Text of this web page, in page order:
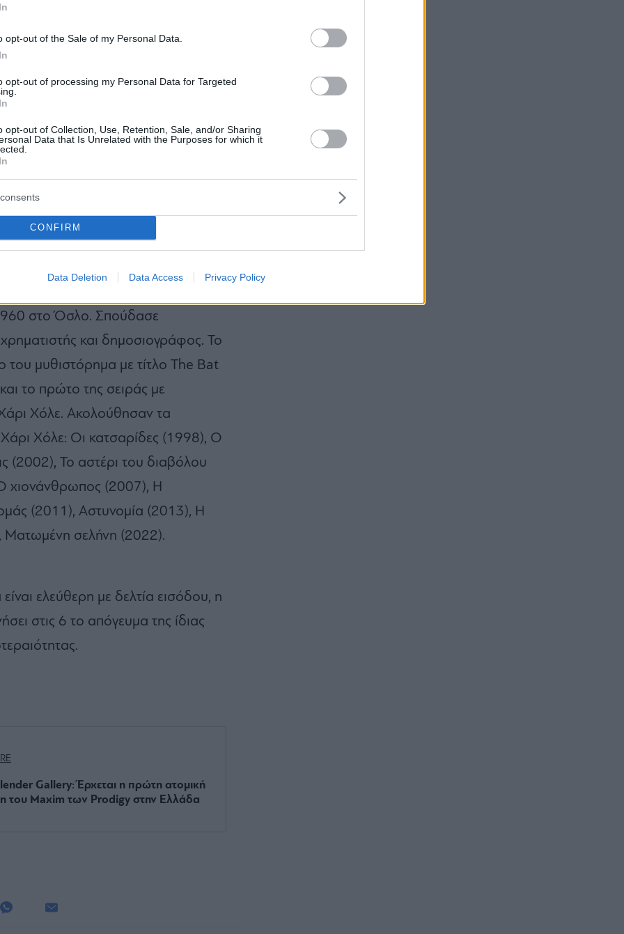
opt-out of the Sale of my Personal Data.
opt-out of processing my Personal Data for Targeted
opt-out of Collection, Use, Retention, Sale, and/or Sharing
Data that Is Unrelated with the Purposes for which it
CONFIRM
Data Deletion Data Access Privacy Policy
χρήστη Jo Nesbø (@jonesbo_author)
αναλυτής, ροκ σταρ. Ο Τζο Νέσμπο
βρει την πραγματική του κλίση:
που, όπως λέει, αξίζει να
την αγάπη.
στο Όσλο. Σπούδασε
και δημοσιογράφος. Το
μυθιστόρημα με τίτλο The Bat
το πρώτο της σειράς με
Χόλε. Ακολούθησαν τα
Χόλε: Οι κατσαρίδες (1998), Ο
(2002), Το αστέρι του διαβόλου
χιονάνθρωπος (2007), Η
(2011), Αστυνομία (2013), Η
Ματωμένη σελήνη (2022).
ελεύθερη με δελτία εισόδου, η
στις 6 το απόγευμα της ίδιας
Gallery: Έρχεται η πρώτη ατομική
του Maxim των Prodigy στην Ελλάδα